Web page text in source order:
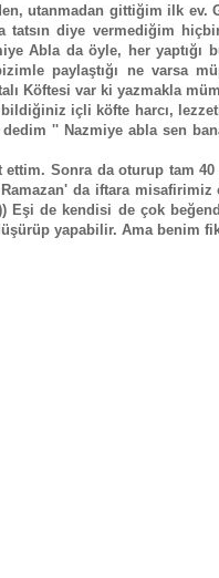
utanmadan gittiğim ilk ev.
diye vermediğim
Abla da öyle, her yaptığı
paylaştığı ne varsa
Köftesi var ki yazmakla
içli köfte harcı,
'' Nazmiye abla sen
ettim. Sonra da oturup tam
da iftara misafirimiz
Eşi de kendisi de çok
yapabilir. Ama benim